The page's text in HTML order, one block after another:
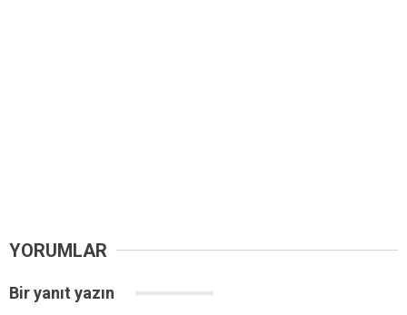
YORUMLAR
Bir yanıt yazın